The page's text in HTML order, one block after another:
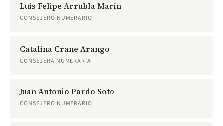
Luis Felipe Arrubla Marín
CONSEJERO NUMERARIO
Catalina Crane Arango
CONSEJERA NUMERARIA
Juan Antonio Pardo Soto
CONSEJERO NUMERARIO